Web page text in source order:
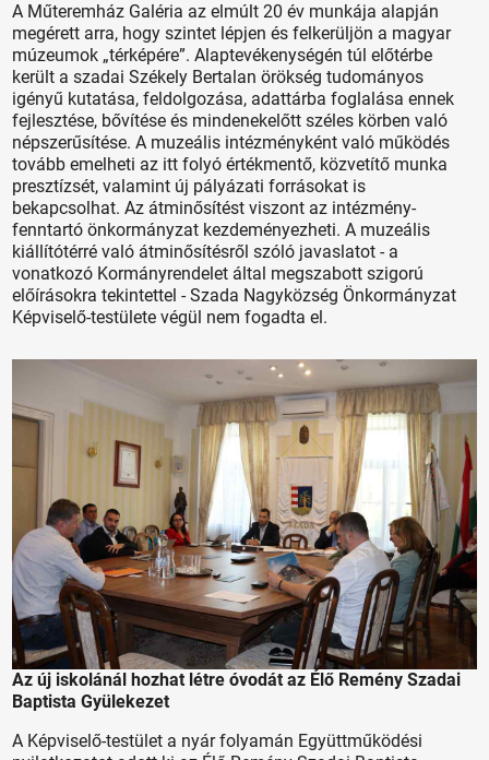
A Műteremház Galéria az elmúlt 20 év munkája alapján
megérett arra, hogy szintet lépjen és felkerüljön a magyar
múzeumok „térképére”. Alaptevékenységén túl előtérbe
került a szadai Székely Bertalan örökség tudományos
igényű kutatása, feldolgozása, adattárba foglalása ennek
fejlesztése, bővítése és mindenekelőtt széles körben való
népszerűsítése. A muzeális intézményként való működés
tovább emelheti az itt folyó értékmentő, közvetítő munka
presztízsét, valamint új pályázati forrásokat is
bekapcsolhat. Az átminősítést viszont az intézmény-
fenntartó önkormányzat kezdeményezheti. A muzeális
kiállítótérré való átminősítésről szóló javaslatot - a
vonatkozó Kormányrendelet által megszabott szigorú
előírásokra tekintettel - Szada Nagyközség Önkormányzat
Képviselő-testülete végül nem fogadta el.
Az új iskolánál hozhat létre óvodát az Élő Remény Szadai
Baptista Gyülekezet
A Képviselő-testület a nyár folyamán Együttműködési